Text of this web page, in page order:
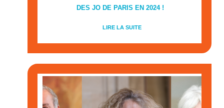
DES JO DE PARIS EN 2024 !
LIRE LA SUITE